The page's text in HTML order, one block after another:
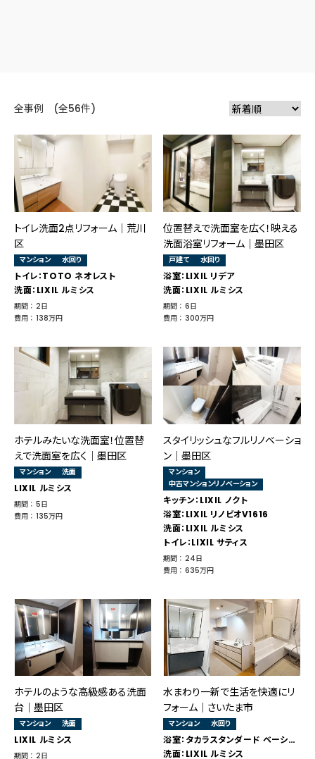
全事例 (全56件)
トイレ洗面2点リフォーム│荒川
区
マンション 水回り
トイレ：TOTO ネオレスト
洗面：LIXIL ルミシス
期間 ： 2日
費用 ： 138万円
位置替えで洗面室を広く！映える
洗面浴室リフォーム｜墨田区
戸建て 水回り
浴室：LIXIL リデア
洗面：LIXIL ルミシス
期間 ： 6日
費用 ： 300万円
ホテルみたいな洗面室！位置替
えで洗面室を広く│墨田区
マンション 洗面
LIXIL ルミシス
期間 ： 5日
費用 ： 135万円
スタイリッシュなフルリノベーショ
ン｜墨田区
マンション
中古マンションリノベーション
キッチン：LIXIL ノクト
浴室：LIXIL リノビオV1616
洗面：LIXIL ルミシス
トイレ：LIXIL サティス
期間 ： 24日
費用 ： 635万円
ホテルのような高級感ある洗面
台｜墨田区
マンション 洗面
LIXIL ルミシス
期間 ： 2日
水まわり一新で生活を快適にリ
フォーム｜さいたま市
マンション 水回り
浴室：タカラスタンダード ベーシックJタイプ
洗面：LIXIL ルミシス